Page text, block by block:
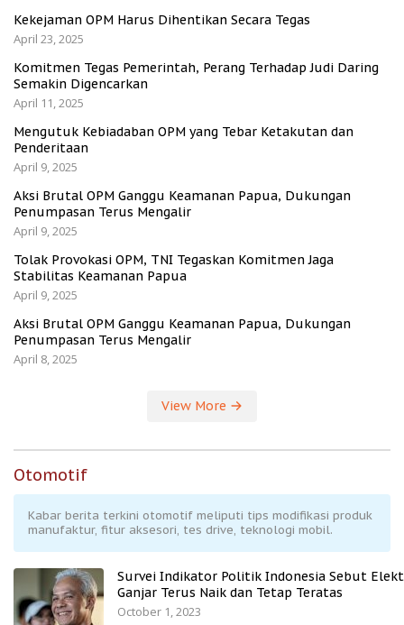
Kekejaman OPM Harus Dihentikan Secara Tegas
April 23, 2025
Komitmen Tegas Pemerintah, Perang Terhadap Judi Daring
Semakin Digencarkan
April 11, 2025
Mengutuk Kebiadaban OPM yang Tebar Ketakutan dan
Penderitaan
April 9, 2025
Aksi Brutal OPM Ganggu Keamanan Papua, Dukungan
Penumpasan Terus Mengalir
April 9, 2025
Tolak Provokasi OPM, TNI Tegaskan Komitmen Jaga
Stabilitas Keamanan Papua
April 9, 2025
Aksi Brutal OPM Ganggu Keamanan Papua, Dukungan
Penumpasan Terus Mengalir
April 8, 2025
View More
Otomotif
Kabar berita terkini otomotif meliputi tips modifikasi produk
manufaktur, fitur aksesori, tes drive, teknologi mobil.
Survei Indikator Politik Indonesia Sebut
Ganjar Terus Naik dan Tetap Teratas
October 1, 2023